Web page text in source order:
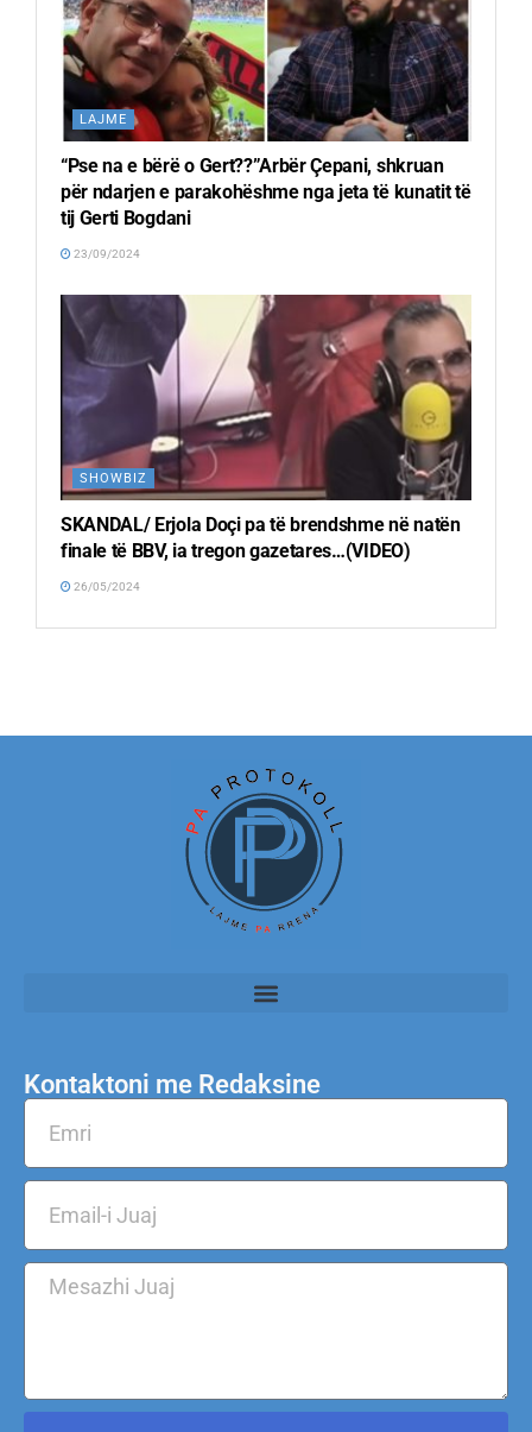
LAJME
“Pse na e bërë o Gert??”Arbër Çepani, shkruan
për ndarjen e parakohëshme nga jeta të kunatit të
tij Gerti Bogdani
23/09/2024
SHOWBIZ
SKANDAL/ Erjola Doçi pa të brendshme në natën
finale të BBV, ia tregon gazetares…(VIDEO)
26/05/2024
Kontaktoni me Redaksine